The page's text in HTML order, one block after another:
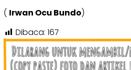
( Irwan Ocu Bundo)
Dibaca: 167